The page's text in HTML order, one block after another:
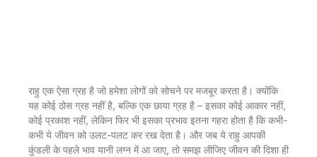
राहु एक ऐसा ग्रह है जो हमेशा लोगों को सोचने पर मजबूर करता है। क्योंकि
यह कोई ठोस ग्रह नहीं है, बल्कि एक छाया ग्रह है – इसका कोई आकार नहीं,
कोई प्रकाश नहीं, लेकिन फिर भी इसका प्रभाव इतना गहरा होता है कि कभी-
कभी ये जीवन को उलट-पलट कर रख देता है। और जब ये राहु आपकी
कुंडली के पहले भाव यानी लग्न में आ जाए, तो समझ लीजिए जीवन की दिशा ही